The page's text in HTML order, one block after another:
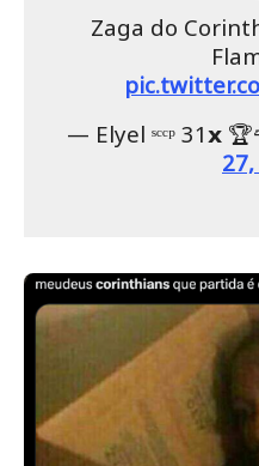
Zaga do
— Elyel ˢᶜᶜᵖ 31𝘅